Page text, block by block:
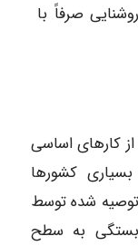
صرفاً با
از کارهای اساسی
کشورها
توصیه شده توسط
به سطح